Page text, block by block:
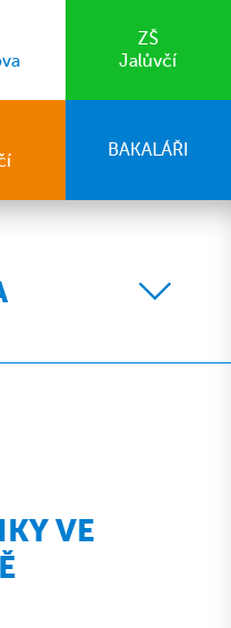
ZŠ
Jalůvčí
BAKALÁŘI
VE